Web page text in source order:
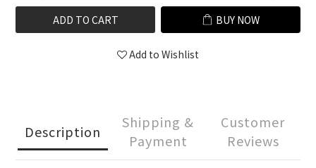
ADD TO CART BUY NOW
Add to Wishlist
Description
Shipping &
Payment
Customer
Reviews